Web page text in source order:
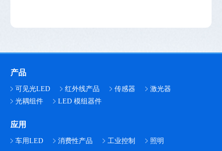
产品
可见光LED 红外线产品 传感器
激光器
光耦组件
LED 模组器件
应用
车用LED 消费性产品 工业控制 照明